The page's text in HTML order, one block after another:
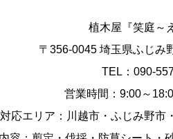
植木屋『笑庭～
〒356-0045 埼玉県ふじみ
TEL：090-
営業時間：9:00～
対応エリア：川越市・ふじみ野市